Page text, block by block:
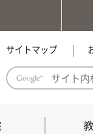
サイトマップ